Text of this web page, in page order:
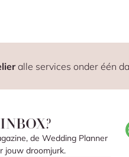
alle services onder één
de Wedding Planner
jouw droomjurk.